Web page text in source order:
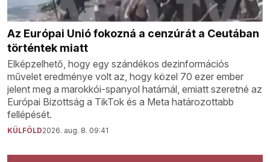
Az Európai Unió fokozná a cenzúrát a Ceutában
történtek miatt
Elképzelhető, hogy egy szándékos dezinformációs
művelet eredménye volt az, hogy közel 70 ezer ember
jelent meg a marokkói-spanyol határnál, emiatt szeretné az
Európai Bizottság a TikTok és a Meta határozottabb
fellépését.
KÜLFÖLD2026. aug. 8. 09:41